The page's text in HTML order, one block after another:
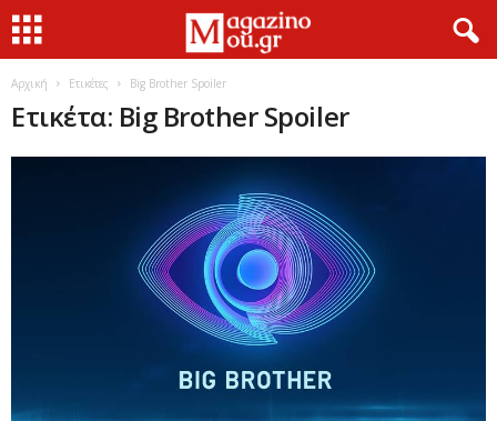
Αρχική Ετικέτες Big Brother Spoiler
Ετικέτα: Big Brother Spoiler